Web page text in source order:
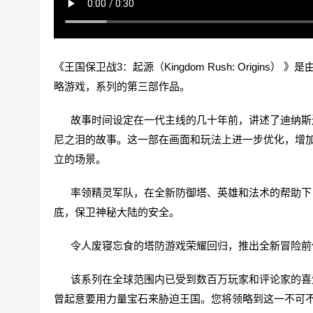
《王国保卫战3：起源（Kingdom Rush: Origins） 》
略游戏，系列的第三部作品。
故事时间设定在一代主线的几十年前，讲述了迪纳
尼之泪的故事。这一部在画面和玩法上进一步优化，
立的场景。
率领精灵军队，在全新防御塔、英雄和法术的帮助
底，保卫神秘大陆的安全。
令人废寝忘食的塔防游戏荣耀回归，推出全新冒险
该系列在全球范围内已受到数百万玩家和评论家的
曾起意要用力量宝石来胁迫王国。您将领略到这一不